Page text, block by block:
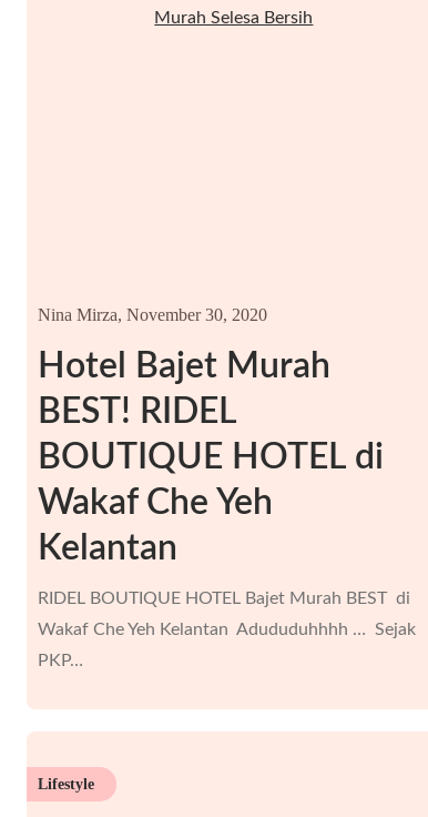
Hotel Bajet Murah
BEST! RIDEL
BOUTIQUE HOTEL di
Wakaf Che Yeh
Kelantan
Nina Mirza, November 30, 2020
RIDEL BOUTIQUE HOTEL Bajet Murah BEST di
Wakaf Che Yeh Kelantan Adududuhhhh … Sejak
PKP…
Lifestyle